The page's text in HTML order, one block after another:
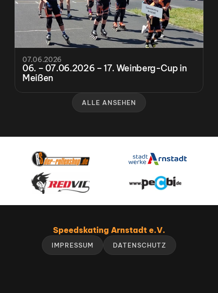
07.06.2026
06. – 07.06.2026 – 17. Weinberg-Cup in
Meißen
ALLE ANSEHEN
Speedskating Arnstadt e.V.
IMPRESSUM DATENSCHUTZ